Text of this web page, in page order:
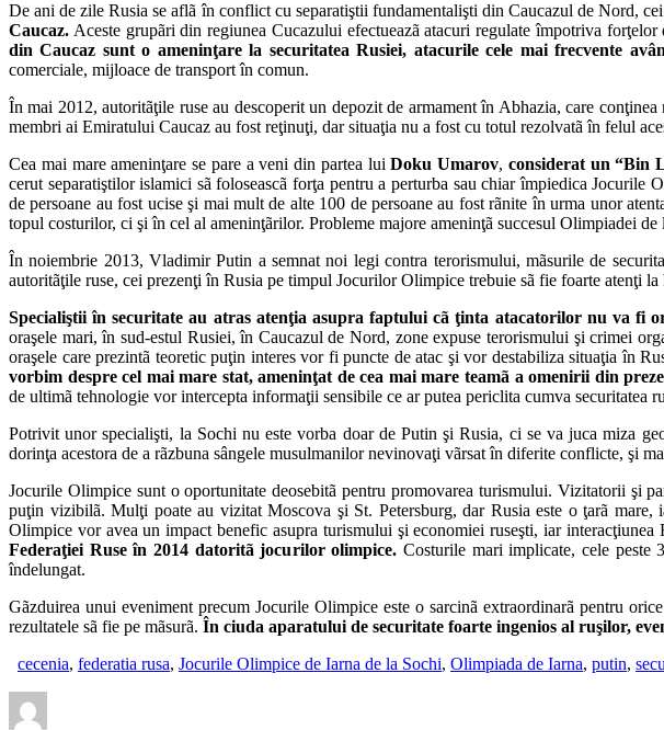
De ani de zile Rusia se aflã în conflict cu separatiştii fundamentalişti din Caucazul de Nord,
Caucaz. Aceste grupãri din regiunea Cucazului efectueazã atacuri regulate împotriva
din Caucaz sunt o ameninţare la securitatea Rusiei, atacurile cele mai frecvente
comerciale, mijloace de transport în comun.
În mai 2012, autoritãţile ruse au descoperit un depozit de armament în Abhazia, care
membri ai Emiratului Caucaz au fost reţinuţi, dar situaţia nu a fost cu totul rezolvatã în felul
Cea mai mare ameninţare se pare a veni din partea luiDoku Umarov, considerat un “Bin
cerut separatiştilor islamici sã foloseascã forţa pentru a perturba sau chiar împiedica Jocurile
de persoane au fost ucise şi mai mult de alte 100 de persoane au fost rãnite în urma unor
topul costurilor, ci şi în cel al ameninţãrilor. Probleme majore ameninţã succesul Olimpiadei
În noiembrie 2013, Vladimir Putin a semnat noi legi contra terorismului, mãsurile de
autoritãţile ruse, cei prezenţi în Rusia pe timpul Jocurilor Olimpice trebuie sã fie foarte atenţi
Specialiştii în securitate au atras atenţia asupra faptului cã ţinta atacatorilor nu va fi
oraşele mari, în sud-estul Rusiei, în Caucazul de Nord, zone expuse terorismului şi crimei
oraşele care prezintã teoretic puţin interes vor fi puncte de atac şi vor destabiliza situaţia în
vorbim despre cel mai mare stat, ameninţat de cea mai mare teamã a omenirii din
de ultimã tehnologie vor intercepta informaţii sensibile ce ar putea periclita cumva securitatea
Potrivit unor specialişti, la Sochi nu este vorba doar de Putin şi Rusia, ci se va juca miza
dorinţa acestora de a rãzbuna sângele musulmanilor nevinovaţi vãrsat în diferite conflicte, şi
Jocurile Olimpice sunt o oportunitate deosebitã pentru promovarea turismului. Vizitatorii şi
puţin vizibilã. Mulţi poate au vizitat Moscova şi St. Petersburg, dar Rusia este o ţarã
Olimpice vor avea un impact benefic asupra turismului şi economiei ruseşti, iar
Federaţiei Ruse în 2014 datoritã jocurilor olimpice. Costurile mari implicate, cele peste
îndelungat.
Gãzduirea unui eveniment precum Jocurile Olimpice este o sarcinã extraordinarã pentru
rezultatele sã fie pe mãsurã. În ciuda aparatului de securitate foarte ingenios al ruşilor,
cecenia, federatia rusa, Jocurile Olimpice de Iarna de la Sochi, Olimpiada de Iarna, putin,